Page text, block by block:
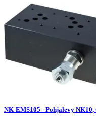
NK-EMS105 - Pohjalevy